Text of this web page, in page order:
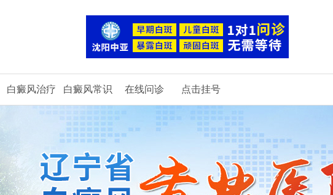
白癜风治疗 白癜风常识 在线问诊 点击挂号